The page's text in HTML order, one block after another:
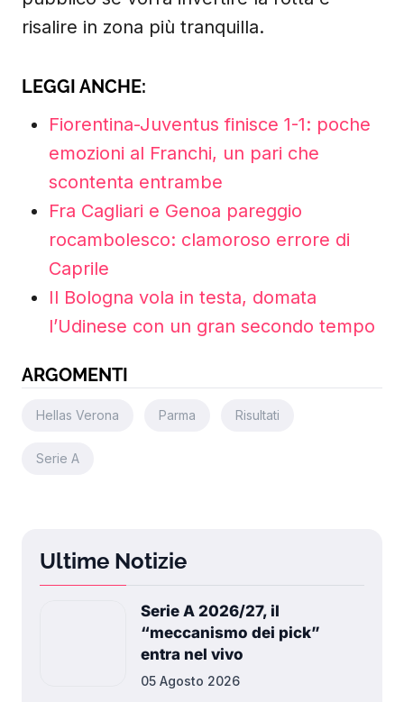
risalire in zona più tranquilla.
LEGGI ANCHE:
Fiorentina-Juventus finisce 1-1: poche
emozioni al Franchi, un pari che
scontenta entrambe
Fra Cagliari e Genoa pareggio
rocambolesco: clamoroso errore di
Caprile
Il Bologna vola in testa, domata
l’Udinese con un gran secondo tempo
ARGOMENTI
Hellas Verona Parma Risultati
Serie A
Ultime Notizie
Serie A 2026/27, il
“meccanismo dei pick”
entra nel vivo
05 Agosto 2026